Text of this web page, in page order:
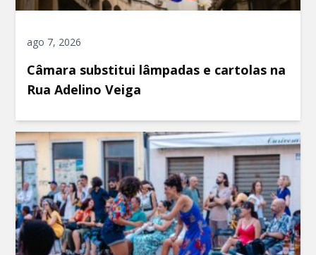
ago 7, 2026
Câmara substitui lâmpadas e cartolas na
Rua Adelino Veiga